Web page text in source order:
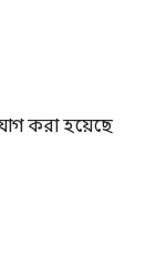
করা হয়েছে